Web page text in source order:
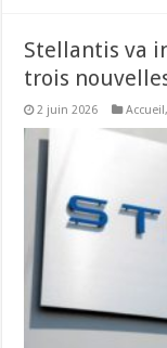
Stellantis va
trois
2 juin 2026 Accueil,